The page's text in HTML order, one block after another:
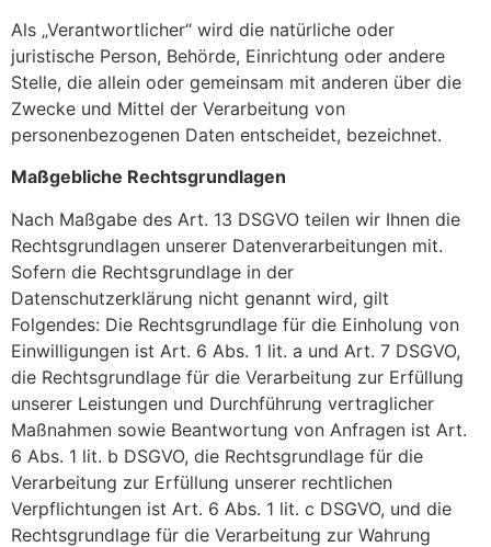
Als „Verantwortlicher“ wird die natürliche oder
juristische Person, Behörde, Einrichtung oder andere
Stelle, die allein oder gemeinsam mit anderen über die
Zwecke und Mittel der Verarbeitung von
personenbezogenen Daten entscheidet, bezeichnet.
Maßgebliche Rechtsgrundlagen
Nach Maßgabe des Art. 13 DSGVO teilen wir Ihnen die
Rechtsgrundlagen unserer Datenverarbeitungen mit.
Sofern die Rechtsgrundlage in der
Datenschutzerklärung nicht genannt wird, gilt
Folgendes: Die Rechtsgrundlage für die Einholung von
Einwilligungen ist Art. 6 Abs. 1 lit. a und Art. 7 DSGVO,
die Rechtsgrundlage für die Verarbeitung zur Erfüllung
unserer Leistungen und Durchführung vertraglicher
Maßnahmen sowie Beantwortung von Anfragen ist Art.
6 Abs. 1 lit. b DSGVO, die Rechtsgrundlage für die
Verarbeitung zur Erfüllung unserer rechtlichen
Verpflichtungen ist Art. 6 Abs. 1 lit. c DSGVO, und die
Rechtsgrundlage für die Verarbeitung zur Wahrung